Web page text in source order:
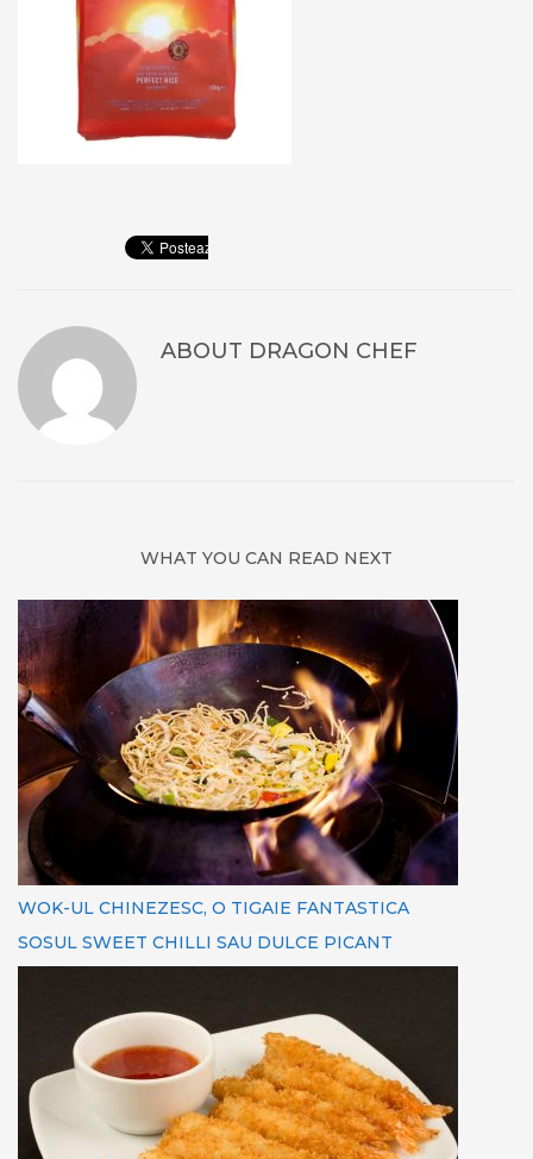
ABOUT DRAGON CHEF
WHAT YOU CAN READ NEXT
WOK-UL CHINEZESC, O TIGAIE FANTASTICA
SOSUL SWEET CHILLI SAU DULCE PICANT